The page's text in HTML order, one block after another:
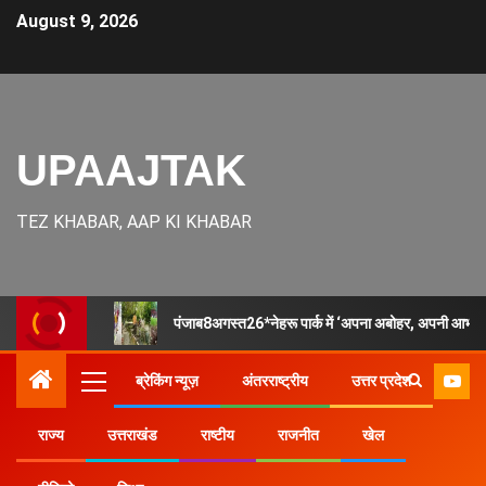
August 9, 2026
UPAAJTAK
TEZ KHABAR, AAP KI KHABAR
पंजाब8अगस्त26*नेहरू पार्क में ‘अपना अबोहर, अपनी
ब्रेकिंग न्यूज़ अंतरराष्ट्रीय उत्तर प्रदेश
राज्य उत्तराखंड राष्टीय राजनीत खेल